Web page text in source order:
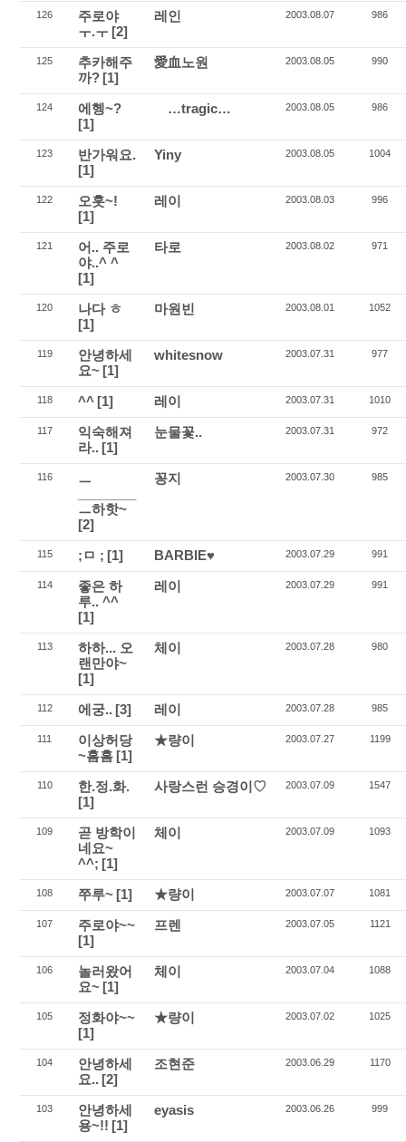
126
주로야
ㅜ.ㅜ [2]
레인 2003.08.07 986
125
추카해주
까? [1]
愛血노원 2003.08.05 990
124
에헹~?
[1]
…tragic… 2003.08.05 986
123
반가워요.
[1]
Yiny 2003.08.05 1004
122
오홋~!
[1]
레이 2003.08.03 996
121
어.. 주로
야..^ ^
[1]
타로 2003.08.02 971
120
나다 ㅎ
[1]
마원빈 2003.08.01 1052
119
안녕하세
요~ [1]
whitesnow 2003.07.31 977
118 ^^ [1] 레이 2003.07.31 1010
117
익숙해져
라.. [1]
눈물꽃.. 2003.07.31 972
116
ㅡ
ㅡ하핫~
[2]
꽁지 2003.07.30 985
115 ;ㅁ ; [1] BARBIE♥ 2003.07.29 991
114
좋은 하
루.. ^^
[1]
레이 2003.07.29 991
113
하하... 오
랜만야~
[1]
체이 2003.07.28 980
112 에궁.. [3] 레이 2003.07.28 985
111
이상허당
~흠흠 [1]
★량이 2003.07.27 1199
110
한.정.화.
[1]
사랑스런 승경이♡ 2003.07.09 1547
109
곧 방학이
네요~
^^; [1]
체이 2003.07.09 1093
108 쭈루~ [1] ★량이 2003.07.07 1081
107
주로야~~
[1]
프렌 2003.07.05 1121
106
놀러왔어
요~ [1]
체이 2003.07.04 1088
105
정화야~~
[1]
★량이 2003.07.02 1025
104
안녕하세
요.. [2]
조현준 2003.06.29 1170
103
안녕하세
용~!! [1]
eyasis 2003.06.26 999